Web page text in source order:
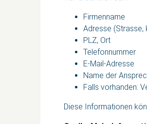
Firmenname
Adresse (Strasse,
PLZ, Ort
Telefonnummer
E-Mail-Adresse
Name der
Falls vorhanden:
Diese Informationen